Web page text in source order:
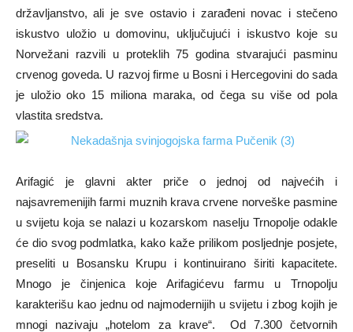
državljanstvo, ali je sve ostavio i zarađeni novac i stečeno
iskustvo uložio u domovinu, uključujući i iskustvo koje su
Norvežani razvili u proteklih 75 godina stvarajući pasminu
crvenog goveda. U razvoj firme u Bosni i Hercegovini do sada
je uložio oko 15 miliona maraka, od čega su više od pola
vlastita sredstva.
Arifagić je glavni akter priče o jednoj od najvećih i
najsavremenijih farmi muznih krava crvene norveške pasmine
u svijetu koja se nalazi u kozarskom naselju Trnopolje odakle
će dio svog podmlatka, kako kaže prilikom posljednje posjete,
preseliti u Bosansku Krupu i kontinuirano širiti kapacitete.
Mnogo je činjenica koje Arifagićevu farmu u Trnopolju
karakterišu kao jednu od najmodernijih u svijetu i zbog kojih je
mnogi nazivaju „hotelom za krave“. Od 7.300 četvornih